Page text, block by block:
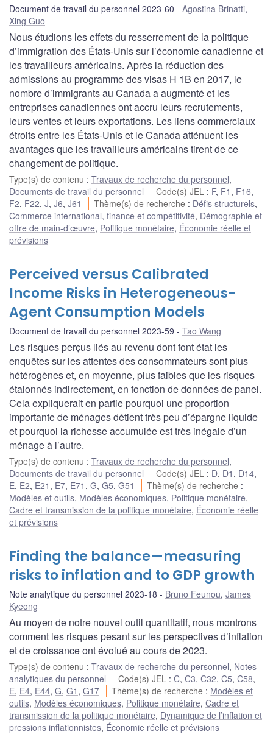
Document de travail du personnel 2023-60 Agostina Brinatti,
Xing Guo
Nous étudions les effets du resserrement de la politique
d’immigration des États-Unis sur l’économie canadienne et
les travailleurs américains. Après la réduction des
admissions au programme des visas H 1B en 2017, le
nombre d’immigrants au Canada a augmenté et les
entreprises canadiennes ont accru leurs recrutements,
leurs ventes et leurs exportations. Les liens commerciaux
étroits entre les États-Unis et le Canada atténuent les
avantages que les travailleurs américains tirent de ce
changement de politique.
Type(s) de contenu : Travaux de recherche du personnel,
Documents de travail du personnel
Code(s) JEL : F, F1 , F16,
F2, F22, J, J6, J61 Thème(s) de recherche : Défis structurels,
Commerce international, finance et compétitivité, Démographie et
offre de main-d’œuvre, Politique monétaire, Économie réelle et
prévisions
Perceived versus Calibrated
Income Risks in Heterogeneous-
Agent Consumption Models
Document de travail du personnel 2023-59 Tao Wang
Les risques perçus liés au revenu dont font état les
enquêtes sur les attentes des consommateurs sont plus
hétérogènes et, en moyenne, plus faibles que les risques
étalonnés indirectement, en fonction de données de panel.
Cela expliquerait en partie pourquoi une proportion
importante de ménages détient très peu d’épargne liquide
et pourquoi la richesse accumulée est très inégale d’un
ménage à l’autre.
Type(s) de contenu : Travaux de recherche du personnel,
Documents de travail du personnel
Code(s) JEL : D, D1 , D14,
E, E2, E21 , E7, E71 , G, G5, G51 Thème(s) de recherche :
Modèles et outils, Modèles économiques, Politique monétaire,
Cadre et transmission de la politique monétaire, Économie réelle
et prévisions
Finding the balance—measuring
risks to inflation and to GDP growth
Note analytique du personnel 2023-18 Bruno Feunou, James
Kyeong
Au moyen de notre nouvel outil quantitatif, nous montrons
comment les risques pesant sur les perspectives d’inflation
et de croissance ont évolué au cours de 2023.
Type(s) de contenu : Travaux de recherche du personnel, Notes
analytiques du personnel
Code(s) JEL :C,C3,C32,C5,C58,
E, E4, E44, G, G1 , G17 Thème(s) de recherche : Modèles et
outils, Modèles économiques, Politique monétaire, Cadre et
transmission de la politique monétaire, Dynamique de l’inflation et
pressions inflationnistes, Économie réelle et prévisions